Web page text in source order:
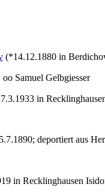
(*14.12.1880 in
Samuel Gelbgiesser
in
deportiert aus
in Recklinghausen